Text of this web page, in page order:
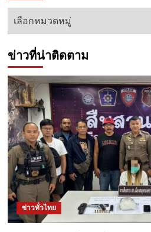
หัวข้อ
ข่าวที่น่าติดตาม
ข่าวทั่วไทย